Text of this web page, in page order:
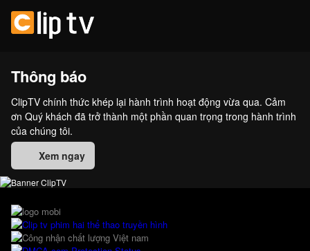
Thông báo
ClipTV chính thức khép lại hành trình hoạt động vừa qua. Cảm
ơn Quý khách đã trở thành một phần quan trọng trong hành trình
của chúng tôi.
Xem ngay